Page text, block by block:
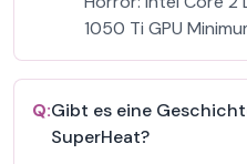
1050 Ti GPU
Q:Gibt es eine
SuperHeat?